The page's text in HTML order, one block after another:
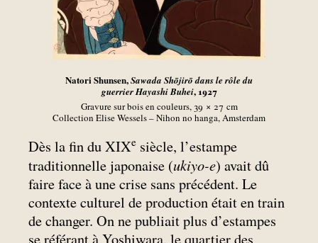
Natori Shunsen,Sawada Shōjirō dans le rôle du
guerrier Hayashi Buhei, 1927
Gravure sur bois en couleurs, 39 × 27 cm
Collection Elise Wessels – Nihon no hanga, Amsterdam
Dès la fin du XIXe siècle, l’estampe
traditionnelle japonaise (ukiyo-e) avait dû
faire face à une crise sans précédent. Le
contexte culturel de production était en train
de changer. On ne publiait plus d’estampes